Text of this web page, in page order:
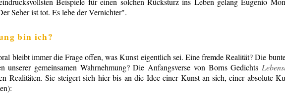
Seher ist tot. Es lebe der Vernichter".
bin ich?
bleibt immer die Frage offen, was Kunst eigentlich sei. Eine fremde Realität? Die
unserer gemeinsamen Wahrnehmung? Die Anfangsverse von Borns Gedichts
Realitäten. Sie steigert sich hier bis an die Idee einer Kunst-an-sich, einer absolute